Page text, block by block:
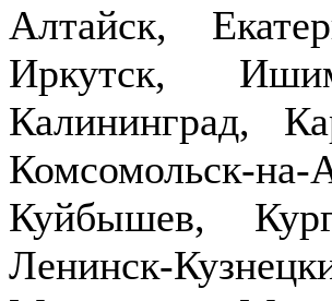
Алтайск,
Иркутск,
Калининград,
Комсомольск-на-
Куйбышев,
Ленинск-